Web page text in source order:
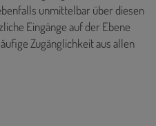
unmittelbar über diesen
Eingänge auf der Ebene
Zugänglichkeit aus allen